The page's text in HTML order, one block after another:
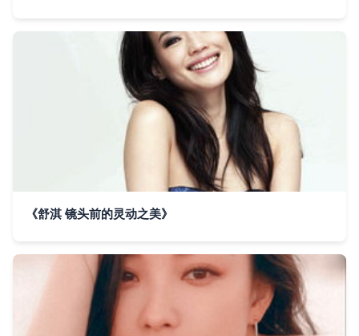
《舒淇 镜头前的灵动之美》